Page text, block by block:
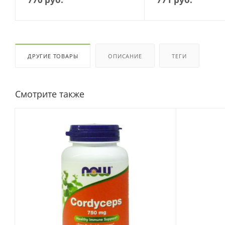
ДРУГИЕ ТОВАРЫ ОПИСАНИЕ ТЕГИ
Смотрите также